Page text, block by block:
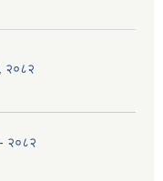
२०८२
- २०८२